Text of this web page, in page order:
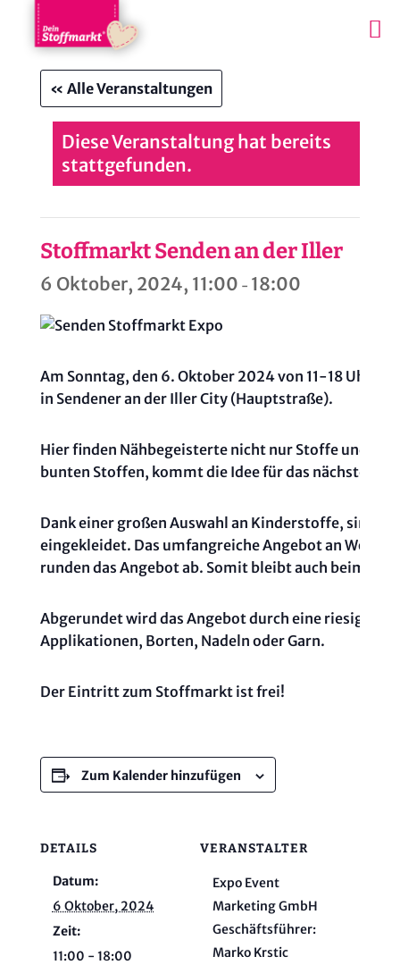
« Alle Veranstaltungen
Diese Veranstaltung hat bereits
stattgefunden.
Stoffmarkt Senden an der Iller
6 Oktober, 2024, 11:00 - 18:00
Am Sonntag, den 6. Oktober 2024 von 11-18 Uhr,
in Sendener an der Iller City (Hauptstraße).
Hier finden Nähbegeisterte nicht nur Stoffe und
bunten Stoffen, kommt die Idee für das nächste
Dank einer großen Auswahl an Kinderstoffe, sind
eingekleidet. Das umfangreiche Angebot an
runden das Angebot ab. Somit bleibt auch beim
Abgerundet wird das Angebot durch eine riesige
Applikationen, Borten, Nadeln oder Garn.
Der Eintritt zum Stoffmarkt ist frei!
Zum Kalender hinzufügen
DETAILS
Datum:
6 Oktober, 2024
Zeit:
11:00 - 18:00
VERANSTALTER
Expo Event
Marketing GmbH
Geschäftsführer:
Marko Krstic